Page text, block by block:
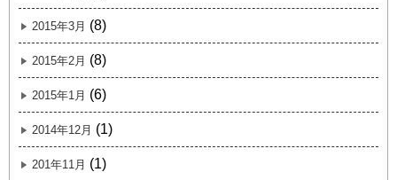
2015年3月 (8)
2015年2月 (8)
2015年1月 (6)
2014年12月 (1)
201年11月 (1)